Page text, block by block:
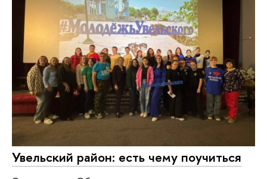
Увельский район: есть чему поучиться